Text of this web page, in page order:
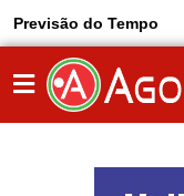
Previsão do Tempo